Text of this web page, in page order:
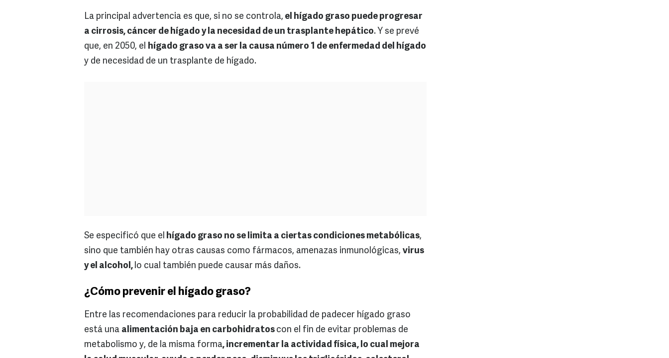
La principal advertencia es que, si no se controla, el hígado graso puede progresar
a cirrosis, cáncer de hígado y la necesidad de un trasplante hepático. Y se prevé
que, en 2050, el hígado graso va a ser la causa número 1 de enfermedad del hígado
y de necesidad de un trasplante de hígado.
Se especificó que el hígado graso no se limita a ciertas condiciones metabólicas,
sino que también hay otras causas como fármacos, amenazas inmunológicas, virus
y el alcohol, lo cual también puede causar más daños.
¿Cómo prevenir el hígado graso?
Entre las recomendaciones para reducir la probabilidad de padecer hígado graso
está una alimentación baja en carbohidratos con el fin de evitar problemas de
metabolismo y, de la misma forma, incrementar la actividad física, lo cual mejora